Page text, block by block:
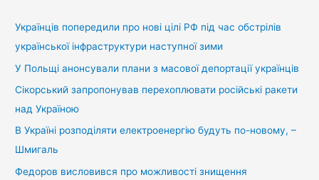
:Українців попередили про нові цілі РФ під час обстрілів
української інфраструктури наступної зими
У Польщі анонсували плани з масової депортації українців
Сікорський запропонував перехоплювати російські ракети
над Україною
В Україні розподіляти електроенергію будуть по-новому, –
Шмигаль
Федоров висловився про можливості знищення